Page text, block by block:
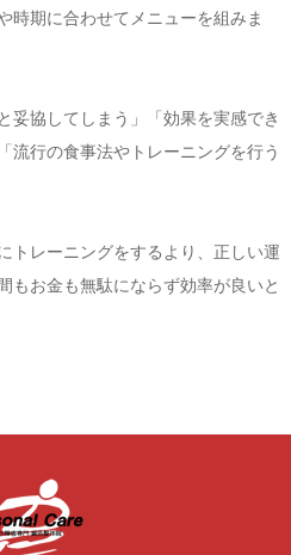
時期に合わせてメニューを組みま
妥協してしまう」「効果を実感でき
流行の食事法やトレーニングを行う
トレーニングをするより、正しい運
もお金も無駄にならず効率が良いと